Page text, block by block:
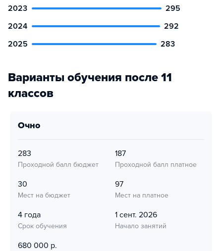
2023
295
2024
292
2025
283
Варианты обучения после 11
классов
очно
283
Проходной балл бюджет
187
Проходной балл платное
30
Мест на бюджет
97
Мест на платное
4 года
Срок обучения
1 сент. 2026
Начало занятий
680 000 р.